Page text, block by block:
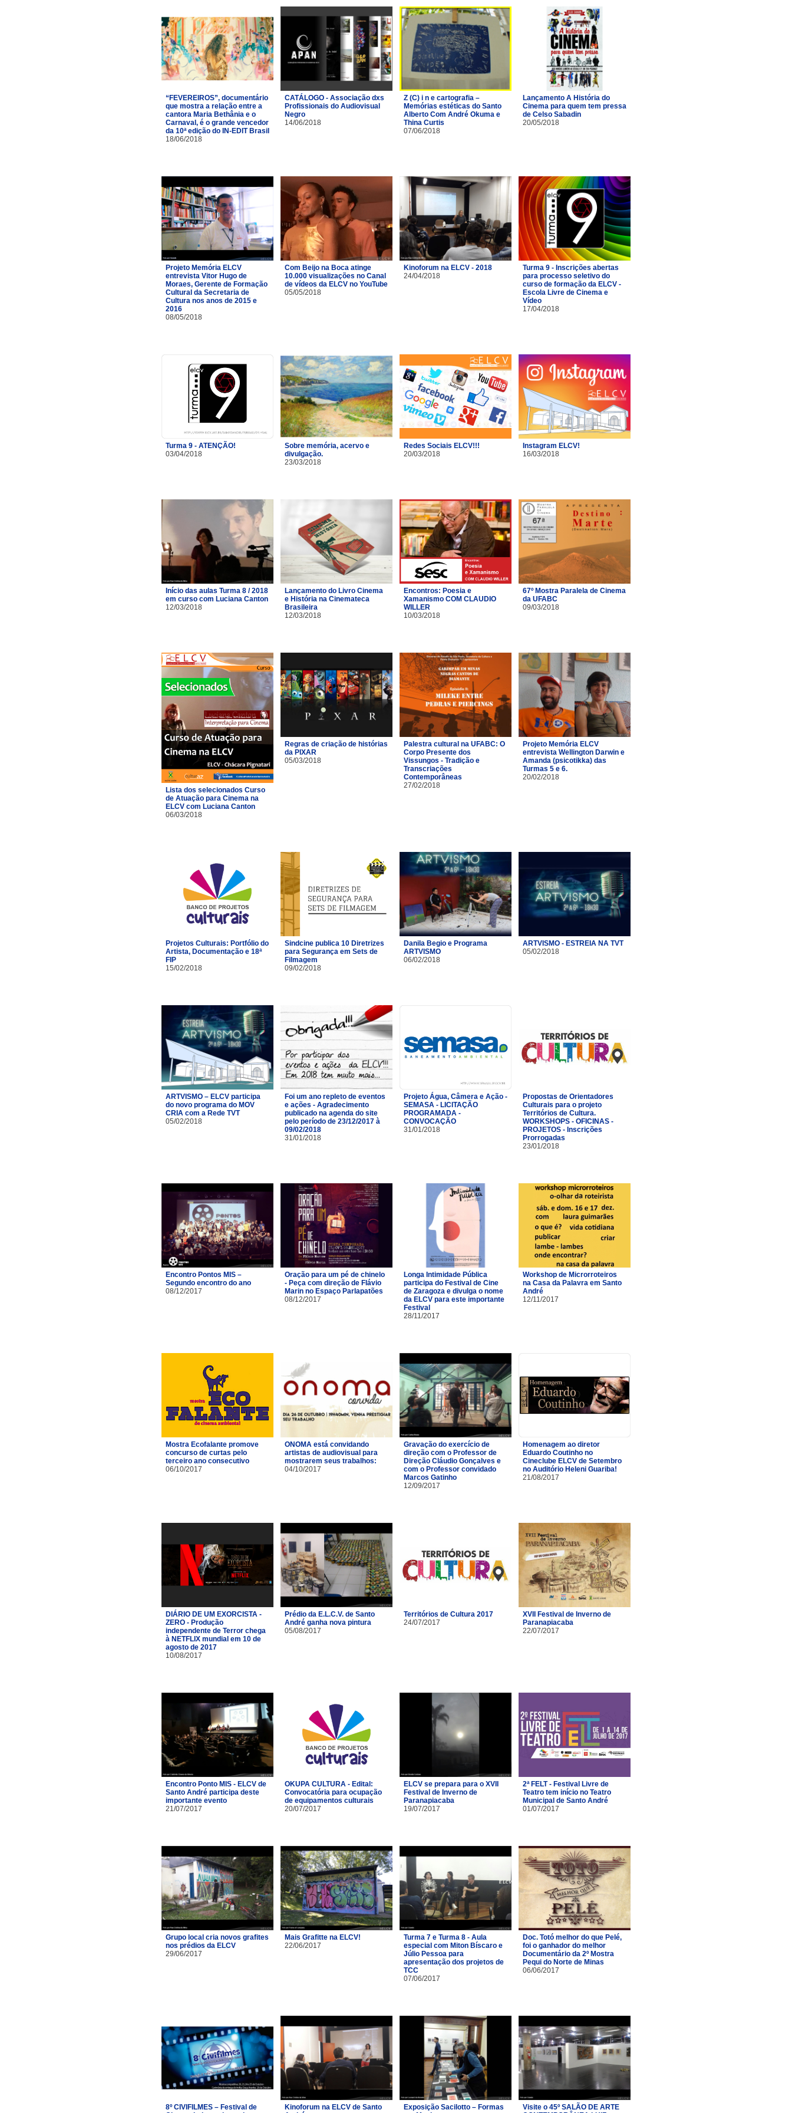
“FEVEREIROS”, documentário
que mostra a relação entre a
cantora Maria Bethânia e o
Carnaval, é o grande vencedor
da 10ª edição do IN-EDIT Brasil
18/06/2018
CATÁLOGO - Associação dxs
Profissionais do Audiovisual
Negro
14/06/2018
Z (C) i n e cartografia –
Memórias estéticas do Santo
Alberto Com André Okuma e
Thina Curtis
07/06/2018
Lançamento A História do
Cinema para quem tem pressa
de Celso Sabadin
20/05/2018
Projeto Memória ELCV
entrevista Vitor Hugo de
Moraes, Gerente de Formação
Cultural da Secretaria de
Cultura nos anos de 2015 e
2016
08/05/2018
Com Beijo na Boca atinge
10.000 visualizações no Canal
de vídeos da ELCV no YouTube
05/05/2018
Kinoforum na ELCV - 2018
24/04/2018
Turma 9 - Inscrições abertas
para processo seletivo do
curso de formação da ELCV -
Escola Livre de Cinema e
Vídeo
17/04/2018
Turma 9 - ATENÇÃO!
03/04/2018
Sobre memória, acervo e
divulgação.
23/03/2018
Redes Sociais ELCV!!!
20/03/2018
Instagram ELCV!
16/03/2018
Início das aulas Turma 8 / 2018
em curso com Luciana Canton
12/03/2018
Lançamento do Livro Cinema
e História na Cinemateca
Brasileira
12/03/2018
Encontros: Poesia e
Xamanismo COM CLAUDIO
WILLER
10/03/2018
67º Mostra Paralela de Cinema
da UFABC
09/03/2018
Lista dos selecionados Curso
de Atuação para Cinema na
ELCV com Luciana Canton
06/03/2018
Regras de criação de histórias
da PIXAR
05/03/2018
Palestra cultural na UFABC: O
Corpo Presente dos
Vissungos - Tradição e
Transcriações
Contemporâneas
27/02/2018
Projeto Memória ELCV
entrevista Wellington Darwin e
Amanda (psicotikka) das
Turmas 5 e 6.
20/02/2018
Projetos Culturais: Portfólio do
Artista, Documentação e 18ª
FIP
15/02/2018
Sindcine publica 10 Diretrizes
para Segurança em Sets de
Filmagem
09/02/2018
Danila Begio e Programa
ARTVISMO
06/02/2018
ARTVISMO - ESTREIA NA TVT
05/02/2018
ARTVISMO – ELCV participa
do novo programa do MOV
CRIA com a Rede TVT
05/02/2018
Foi um ano repleto de eventos
e ações - Agradecimento
publicado na agenda do site
pelo período de 23/12/2017 à
09/02/2018
31/01/2018
Projeto Água, Câmera e Ação -
SEMASA - LICITAÇÃO
PROGRAMADA -
CONVOCAÇÃO
31/01/2018
Propostas de Orientadores
Culturais para o projeto
Territórios de Cultura.
WORKSHOPS - OFICINAS -
PROJETOS - Inscrições
Prorrogadas
23/01/2018
Encontro Pontos MIS –
Segundo encontro do ano
08/12/2017
Oração para um pé de chinelo
- Peça com direção de Flávio
Marin no Espaço Parlapatões
08/12/2017
Longa Intimidade Pública
participa do Festival de Cine
de Zaragoza e divulga o nome
da ELCV para este importante
Festival
28/11/2017
Workshop de Microrroteiros
na Casa da Palavra em Santo
André
12/11/2017
Mostra Ecofalante promove
concurso de curtas pelo
terceiro ano consecutivo
06/10/2017
ONOMA está convidando
artistas de audiovisual para
mostrarem seus trabalhos:
04/10/2017
Gravação do exercício de
direção com o Professor de
Direção Cláudio Gonçalves e
com o Professor convidado
Marcos Gatinho
12/09/2017
Homenagem ao diretor
Eduardo Coutinho no
Cineclube ELCV de Setembro
no Auditório Heleni Guariba!
21/08/2017
DIÁRIO DE UM EXORCISTA -
ZERO - Produção
independente de Terror chega
à NETFLIX mundial em 10 de
agosto de 2017
10/08/2017
Prédio da E.L.C.V. de Santo
André ganha nova pintura
05/08/2017
Territórios de Cultura 2017
24/07/2017
XVII Festival de Inverno de
Paranapiacaba
22/07/2017
Encontro Ponto MIS - ELCV de
Santo André participa deste
importante evento
21/07/2017
OKUPA CULTURA - Edital:
Convocatória para ocupação
de equipamentos culturais
20/07/2017
ELCV se prepara para o XVII
Festival de Inverno de
Paranapiacaba
19/07/2017
2ª FELT - Festival Livre de
Teatro tem início no Teatro
Municipal de Santo André
01/07/2017
Grupo local cria novos grafites
nos prédios da ELCV
29/06/2017
Mais Grafitte na ELCV!
22/06/2017
Turma 7 e Turma 8 - Aula
especial com Miton Bíscaro e
Júlio Pessoa para
apresentação dos projetos de
TCC
07/06/2017
Doc. Totó melhor do que Pelé,
foi o ganhador do melhor
Documentário da 2º Mostra
Pequi do Norte de Minas
06/06/2017
8º CIVIFILMES – Festival de
Kinoforum na ELCV de Santo
Exposição Sacilotto – Formas
Visite o 45º SALÃO DE ARTE